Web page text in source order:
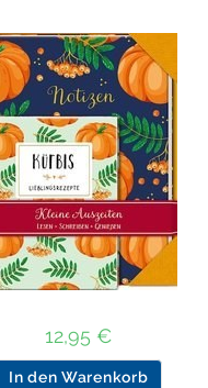
12,95 €
In den Warenkorb